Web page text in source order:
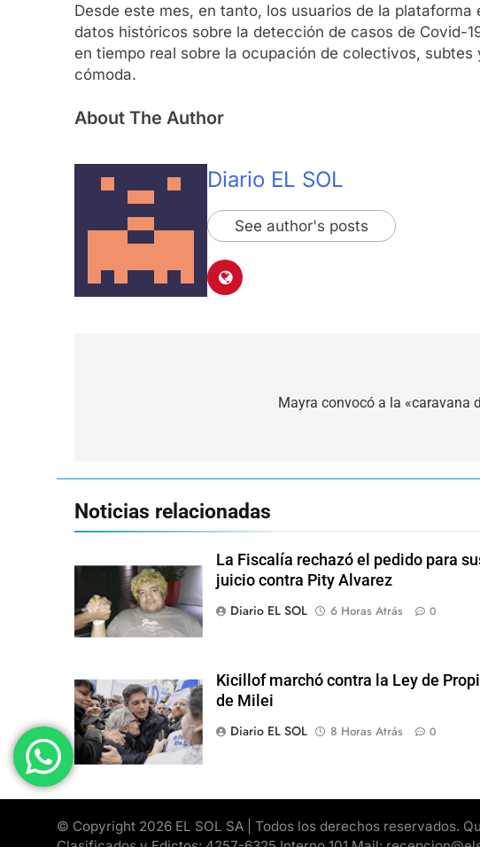
Desde este mes, en tanto, los usuarios de la
datos históricos sobre la detección de casos de Covid-
en tiempo real sobre la ocupación de colectivos,
cómoda.
About The Author
Diario EL SOL
See author's posts
Mayra convocó a la «caravana
Noticias relacionadas
La Fiscalía rechazó el pedido para
juicio contra Pity Alvarez
Diario EL SOL
6 Horas Atrás 0
Kicillof marchó contra la Ley de
de Milei
Diario EL SOL
8 Horas Atrás 0
© Copyright 2026 EL SOL SA | Todos los derechos reservados.